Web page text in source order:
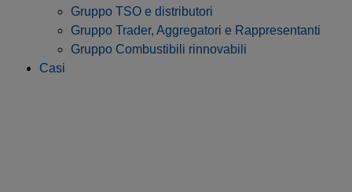
Gruppo TSO e distributori
Gruppo Trader, Aggregatori e Rappresentanti
Gruppo Combustibili rinnovabili
Casi